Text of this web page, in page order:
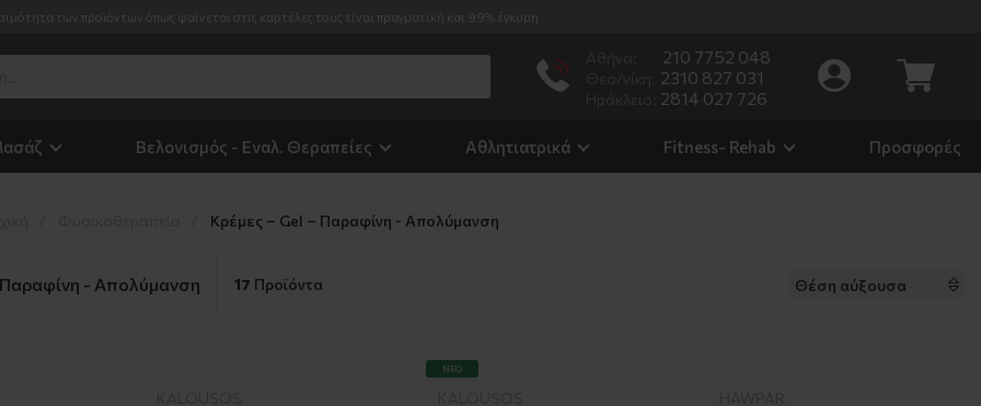
των προϊόντων όπως φαίνεται στις καρτέλες τους είναι πραγματική και 99% έγκυρη
210 7752 048
2310 827 031
2814 027 726
Βελονισμός - Εναλ. Θεραπείες Αθλητιατρικά Fitness- Rehab Προσφορές
Κρέμες – Gel – Παραφίνη - Απολύμανση
Παραφίνη - Απολύμανση 17 Προϊόντα
ΝΈΟ